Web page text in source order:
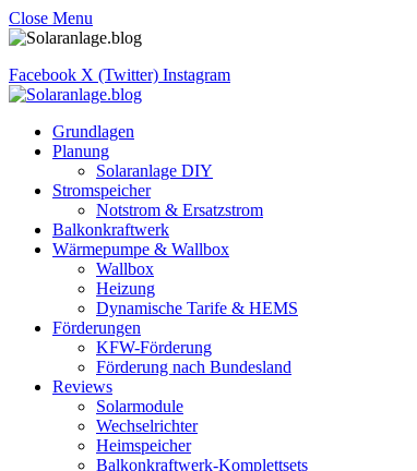
Close Menu
Facebook X (Twitter) Instagram
Grundlagen
Planung
Solaranlage DIY
Stromspeicher
Notstrom & Ersatzstrom
Balkonkraftwerk
Wärmepumpe & Wallbox
Wallbox
Heizung
Dynamische Tarife & HEMS
Förderungen
KFW-Förderung
Förderung nach Bundesland
Reviews
Solarmodule
Wechselrichter
Heimspeicher
Balkonkraftwerk-Komplettsets